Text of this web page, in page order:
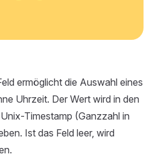
ermöglicht die Auswahl eines
Uhrzeit. Der Wert wird in den
Timestamp (Ganzzahl in
Ist das Feld leer, wird